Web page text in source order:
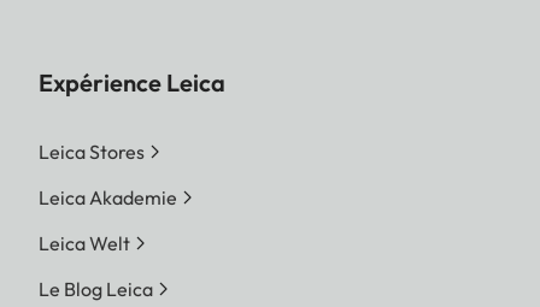
Expérience Leica
Leica Stores
Leica Akademie
Leica Welt
Le Blog Leica